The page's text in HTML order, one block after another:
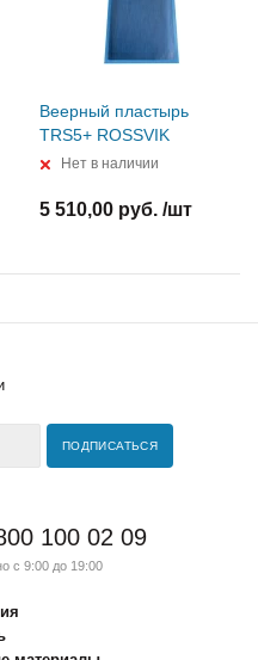
Веерный пластырь
TRS5+ ROSSVIK
Нет в наличии
5 510,00 руб. /шт
100 02 09
с 9:00 до 19:00